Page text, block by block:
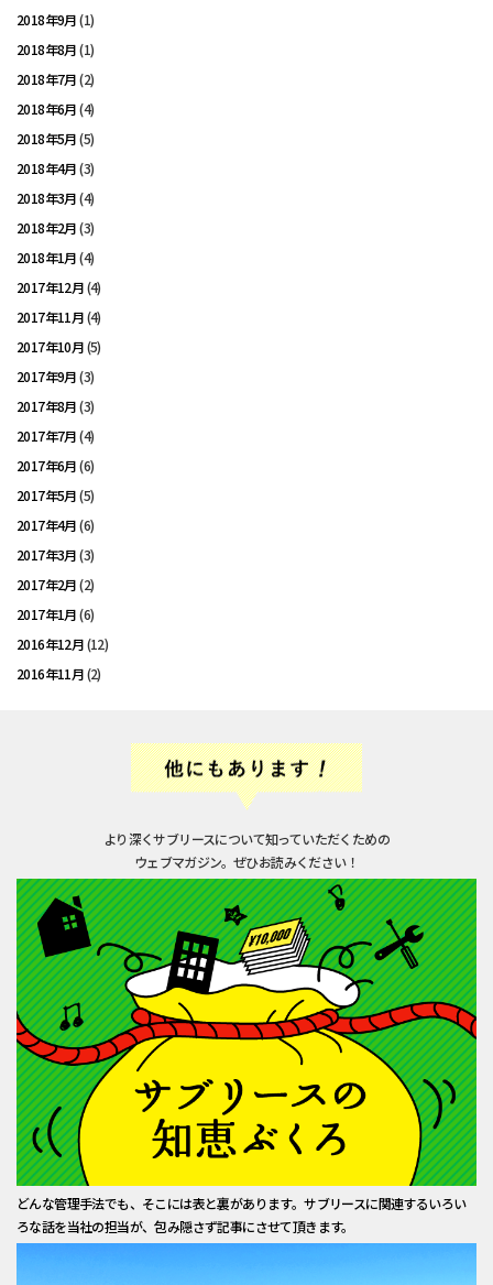
2018年9月(1)
2018年8月(1)
2018年7月(2)
2018年6月(4)
2018年5月(5)
2018年4月(3)
2018年3月(4)
2018年2月(3)
2018年1月(4)
2017年12月(4)
2017年11月(4)
2017年10月(5)
2017年9月(3)
2017年8月(3)
2017年7月(4)
2017年6月(6)
2017年5月(5)
2017年4月(6)
2017年3月(3)
2017年2月(2)
2017年1月(6)
2016年12月(12)
2016年11月(2)
より深くサブリースについて知っていただくための
ウェブマガジン。ぜひお読みください！
どんな管理手法でも、そこには表と裏があります。サブリースに関連するいろい
ろな話を当社の担当が、包み隠さず記事にさせて頂きます。